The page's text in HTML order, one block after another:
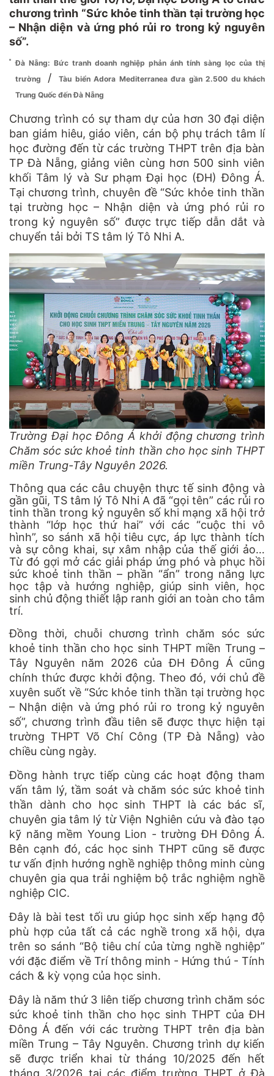
chương trình “Sức khỏe tinh thần tại trường học
– Nhận diện và ứng phó rủi ro trong kỷ nguyên
số”.
Đà Nẵng: Bức tranh doanh nghiệp phản ánh tính sàng lọc của thị
trường
/
Tàu biển Adora Mediterranea đưa gần 2.500 du khách
Trung Quốc đến Đà Nẵng
Chương trình có sự tham dự của hơn 30 đại diện
ban giám hiêu, giáo viên, cán bộ phụ trách tâm lí
học đường đến từ các trường THPT trên địa bàn
TP Đà Nẵng, giảng viên cùng hơn 500 sinh viên
khối Tâm lý và Sư phạm Đại học (ĐH) Đông Á.
Tại chương trình, chuyên đề “Sức khỏe tinh thần
tại trường học – Nhận diện và ứng phó rủi ro
trong kỷ nguyên số” được trực tiếp dẫn dắt và
chuyển tải bởi TS tâm lý Tô Nhi A.
Trường Đại học Đông Á khởi động chương trình
Chăm sóc sức khoẻ tinh thần cho học sinh THPT
miền Trung-Tây Nguyên 2026.
Thông qua các câu chuyện thực tế sinh động và
gần gũi, TS tâm lý Tô Nhi A đã “gọi tên” các rủi ro
tinh thần trong kỷ nguyên số khi mạng xã hội trở
thành “lớp học thứ hai” với các “cuộc thi vô
hình”, so sánh xã hội tiêu cực, áp lực thành tích
và sự công khai, sự xâm nhập của thế giới ảo…
Từ đó gợi mở các giải pháp ứng phó và phục hồi
sức khoẻ tinh thần – phần “ẩn” trong năng lực
học tập và hướng nghiệp, giúp sinh viên, học
sinh chủ động thiết lập ranh giới an toàn cho tâm
trí.
Đồng thời, chuỗi chương trình chăm sóc sức
khoẻ tinh thần cho học sinh THPT miền Trung –
Tây Nguyên năm 2026 của ĐH Đông Á cũng
chính thức được khởi động. Theo đó, với chủ đề
xuyên suốt về “Sức khỏe tinh thần tại trường học
– Nhận diện và ứng phó rủi ro trong kỷ nguyên
số”, chương trình đầu tiên sẽ được thực hiện tại
trường THPT Võ Chí Công (TP Đà Nẵng) vào
chiều cùng ngày.
Đồng hành trực tiếp cùng các hoạt động tham
vấn tâm lý, tầm soát và chăm sóc sức khoẻ tinh
thần dành cho học sinh THPT là các bác sĩ,
chuyên gia tâm lý từ Viện Nghiên cứu và đào tạo
kỹ năng mềm Young Lion - trường ĐH Đông Á.
Bên cạnh đó, các học sinh THPT cũng sẽ được
tư vấn định hướng nghề nghiệp thông minh cùng
chuyên gia qua trải nghiệm bộ trắc nghiệm nghề
nghiệp CIC.
Đây là bài test tối ưu giúp học sinh xếp hạng độ
phù hợp của tất cả các nghề trong xã hội, dựa
trên so sánh “Bộ tiêu chí của từng nghề nghiệp”
với đặc điểm về Trí thông minh - Hứng thú - Tính
cách & kỳ vọng của học sinh.
Đây là năm thứ 3 liên tiếp chương trình chăm sóc
sức khoẻ tinh thần cho học sinh THPT của ĐH
Đông Á đến với các trường THPT trên địa bàn
miền Trung – Tây Nguyên. Chương trình dự kiến
sẽ được triển khai từ tháng 10/2025 đến hết
tháng 3/2026 tại các điểm trường THPT ở Đà